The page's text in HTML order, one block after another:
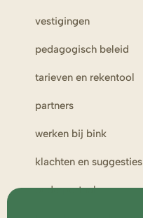
vestigingen
pedagogisch beleid
tarieven en rekentool
partners
werken bij bink
klachten en suggesties
ouderportaal